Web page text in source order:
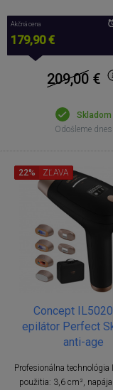
Akčná cena
179,90 €
209,00 €
Skladom
Odošleme dnes
Concept
epilátor Perfect
anti-age
Profesionálna technológia
použitia: 3,6 cm²,
22% ZĽAVA